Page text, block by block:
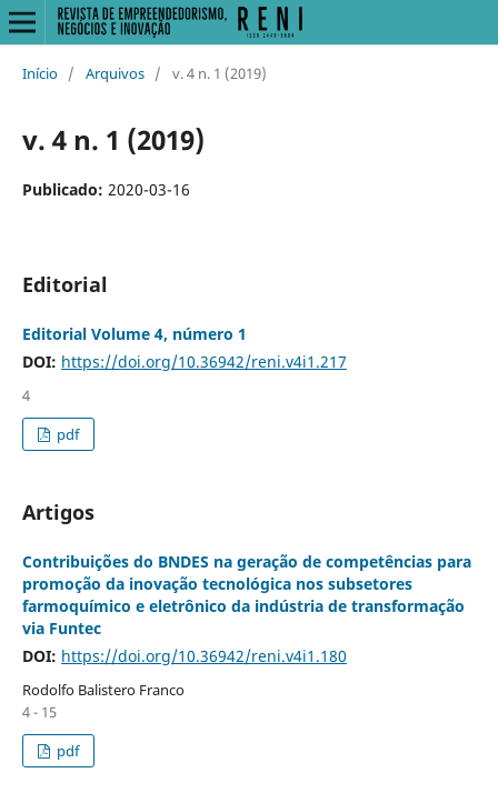
Início / Arquivos / v. 4 n. 1 (2019)
v. 4 n. 1 (2019)
Publicado: 2020-03-16
Editorial
Editorial Volume 4, número 1
DOI: https://doi.org/10.36942/reni.v4i1.217
4
pdf
Artigos
Contribuições do BNDES na geração de competências para
promoção da inovação tecnológica nos subsetores
farmoquímico e eletrônico da indústria de transformação
via Funtec
DOI: https://doi.org/10.36942/reni.v4i1.180
Rodolfo Balistero Franco
4 - 15
pdf